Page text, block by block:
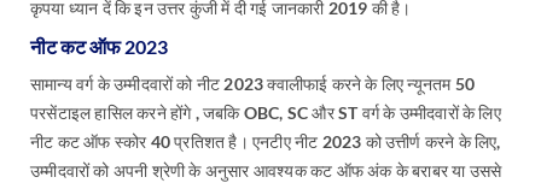
कृपया ध्यान दें कि इन उत्तर कुंजी में दी गई जानकारी 2019 की है।
नीट कट ऑफ 2023
सामान्य वर्ग के उम्मीदवारों को नीट 2023 क्वालीफाई करने के लिए न्यूनतम 50
परसेंटाइल हासिल करने होंगे , जबकि OBC, SC और ST वर्ग के उम्मीदवारों के लिए
नीट कट ऑफ स्कोर 40 प्रतिशत है। एनटीए नीट 2023 को उत्तीर्ण करने के लिए,
उम्मीदवारों को अपनी श्रेणी के अनुसार आवश्यक कट ऑफ अंक के बराबर या उससे